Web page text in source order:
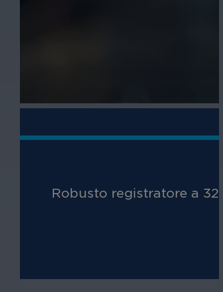
Robusto registratore a